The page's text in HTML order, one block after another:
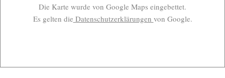
Die Karte wurde von Google Maps eingebettet.
Es gelten die Datenschutzerklärungen von Google.